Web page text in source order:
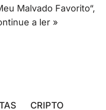
Malvado Favorito“,
a ler »
CRIPTO